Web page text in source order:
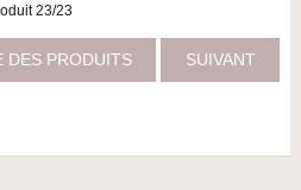
23/23
DES PRODUITS SUIVANT